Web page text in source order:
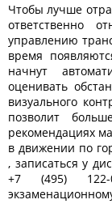
Чтобы лучше
ответственно
управлению
время
начнут
оценивать
визуального
позволит
рекомендациях
в движении по
, записаться у
+7 (495)